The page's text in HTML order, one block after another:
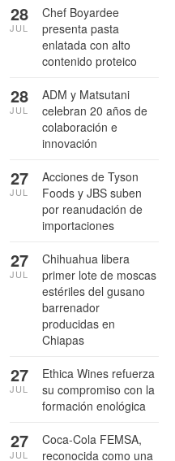
Chef Boyardee
presenta pasta
enlatada con alto
contenido proteico
28
JUL
ADM y Matsutani
celebran 20 años de
colaboración e
innovación
28
JUL
Acciones de Tyson
Foods y JBS suben
por reanudación de
importaciones
27
JUL
Chihuahua libera
primer lote de moscas
estériles del gusano
barrenador
producidas en
Chiapas
27
JUL
Ethica Wines refuerza
su compromiso con la
formación enológica
27
JUL
Coca-Cola FEMSA,
reconocida como una
27
JUL